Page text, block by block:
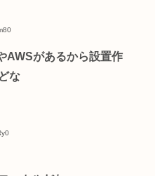
AWSがあるから設置作
な